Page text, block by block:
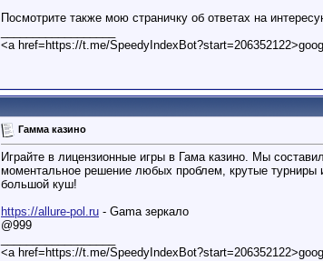
Посмотрите также мою страничку об ответах на
<a href=https://t.me/
Гамма казино
Играйте в лицензионные игры в Гама казино. Мы
моментальное решение любых проблем, крутые турниры
большой куш!
https://allure-pol.ru - Gama зеркало
@999
<a href=https://t.me/